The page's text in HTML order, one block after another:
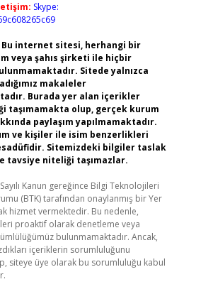
Skype:
Bu internet sitesi, herhangi bir
veya şahıs şirketi ile hiçbir
Sitede yalnızca
makaleler
Burada yer alan içerikler
taşımamakta olup, gerçek kurum
paylaşım yapılmamaktadır.
ve kişiler ile isim benzerlikleri
Sitemizdeki bilgiler taslak
tavsiye niteliği taşımazlar.
Kanun gereğince Bilgi Teknolojileri
(BTK) tarafından onaylanmış bir Yer
hizmet vermektedir. Bu nedenle,
proaktif olarak denetleme veya
bulunmamaktadır. Ancak,
içeriklerin sorumluluğunu
siteye üye olarak bu sorumluluğu kabul